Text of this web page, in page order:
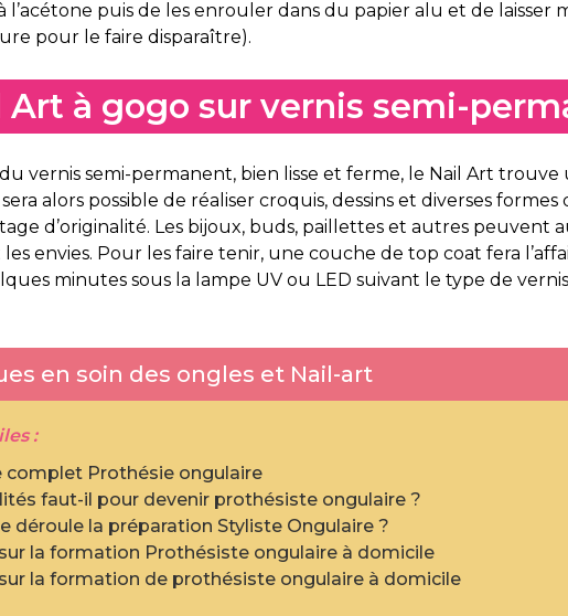
l’acétone puis de les enrouler dans du papier alu et de laisser
pour le faire disparaître).
Art à gogo sur vernis semi-
vernis semi-permanent, bien lisse et ferme, le Nail Art
alors possible de réaliser croquis, dessins et diverses formes
d’originalité. Les bijoux, buds, paillettes et autres peuvent
les envies. Pour les faire tenir, une couche de top coat fera
minutes sous la lampe UV ou LED suivant le type de
en soin des ongles et Nail-art
:
complet Prothésie ongulaire
faut-il pour devenir prothésiste ongulaire ?
déroule la préparation Styliste Ongulaire ?
la formation Prothésiste ongulaire à domicile
la formation de prothésiste ongulaire à domicile